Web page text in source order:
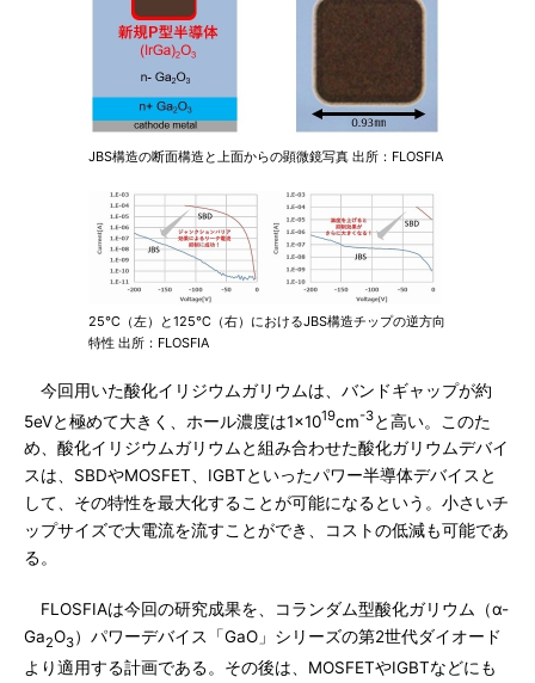
JBS構造の断面構造と上面からの顕微鏡写真 出所：FLOSFIA
25℃（左）と125℃（右）におけるJBS構造チップの逆方向
特性 出所：FLOSFIA
今回用いた酸化イリジウムガリウムは、バンドギャップが約
5eVと極めて大きく、ホール濃度は1×1019cm-3と高い。このた
め、酸化イリジウムガリウムと組み合わせた酸化ガリウムデバイ
スは、SBDやMOSFET、IGBTといったパワー半導体デバイスと
して、その特性を最大化することが可能になるという。小さいチ
ップサイズで大電流を流すことができ、コストの低減も可能であ
る。
FLOSFIAは今回の研究成果を、コランダム型酸化ガリウム（α-
Ga2O3）パワーデバイス「GaO」シリーズの第2世代ダイオード
より適用する計画である。その後は、MOSFETやIGBTなどにも